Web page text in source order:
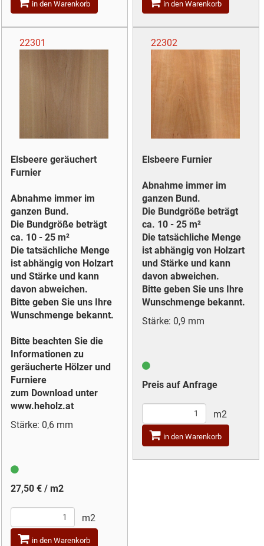
in den Warenkorb in den Warenkorb
22301
Elsbeere geräuchert
Furnier
Abnahme immer im
ganzen Bund.
Die Bundgröße beträgt
ca. 10 - 25 m²
Die tatsächliche Menge
ist abhängig von Holzart
und Stärke und kann
davon abweichen.
Bitte geben Sie uns Ihre
Wunschmenge bekannt.
Bitte beachten Sie die
Informationen zu
geräucherte Hölzer und
Furniere
zum Download unter
www.heholz.at
Stärke: 0,6 mm
27,50 € / m2
m2
in den Warenkorb
22302
Elsbeere Furnier
Abnahme immer im
ganzen Bund.
Die Bundgröße beträgt
ca. 10 - 25 m²
Die tatsächliche Menge
ist abhängig von Holzart
und Stärke und kann
davon abweichen.
Bitte geben Sie uns Ihre
Wunschmenge bekannt.
Stärke: 0,9 mm
Preis auf Anfrage
m2
in den Warenkorb